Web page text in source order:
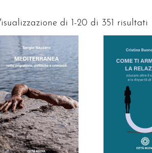
di 1-20 di 351 risultati
AGGIUNGI AL CARRELLO AGGIUNGI AL